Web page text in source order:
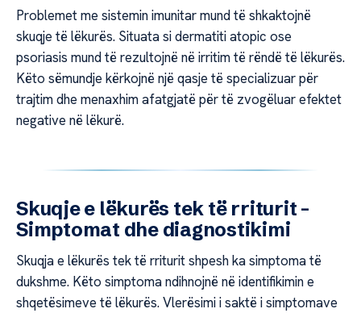
Problemet me sistemin imunitar mund të shkaktojnë
skuqje të lëkurës. Situata si dermatiti atopic ose
psoriasis mund të rezultojnë në irritim të rëndë të lëkurës.
Këto sëmundje kërkojnë një qasje të specializuar për
trajtim dhe menaxhim afatgjatë për të zvogëluar efektet
negative në lëkurë.
Skuqje e lëkurës tek të rriturit –
Simptomat dhe diagnostikimi
Skuqja e lëkurës tek të rriturit shpesh ka simptoma të
dukshme. Këto simptoma ndihnojnë në identifikimin e
shqetësimeve të lëkurës. Vlerësimi i saktë i simptomave